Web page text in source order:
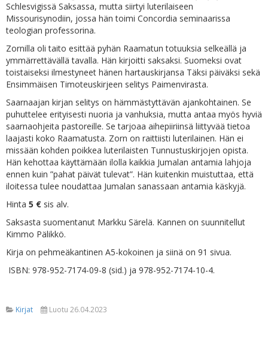
Schlesvigissä Saksassa, mutta siirtyi luterilaiseen
Missourisynodiin, jossa hän toimi Concordia seminaarissa
teologian professorina.
Zornilla oli taito esittää pyhän Raamatun totuuksia selkeällä ja
ymmärrettävällä tavalla. Hän kirjoitti saksaksi. Suomeksi ovat
toistaiseksi ilmestyneet hänen hartauskirjansa Täksi päiväksi sekä
Ensimmäisen Timoteuskirjeen selitys Paimenvirasta.
Saarnaajan kirjan selitys on hämmästyttävän ajankohtainen. Se
puhuttelee erityisesti nuoria ja vanhuksia, mutta antaa myös hyviä
saarnaohjeita pastoreille. Se tarjoaa aihepiiriinsä liittyvää tietoa
laajasti koko Raamatusta. Zorn on raittiisti luterilainen. Hän ei
missään kohden poikkea luterilaisten Tunnustuskirjojen opista.
Hän kehottaa käyttämään ilolla kaikkia Jumalan antamia lahjoja
ennen kuin ”pahat päivät tulevat”. Hän kuitenkin muistuttaa, että
iloitessa tulee noudattaa Jumalan sanassaan antamia käskyjä.
Hinta 5 € sis alv.
Saksasta suomentanut Markku Särelä. Kannen on suunnitellut
Kimmo Pälikkö.
Kirja on pehmeäkantinen A5-kokoinen ja siinä on 91 sivua.
ISBN: 978-952-7174-09-8 (sid.) ja 978-952-7174-10-4.
Kirjat Luotu 26.04.2023